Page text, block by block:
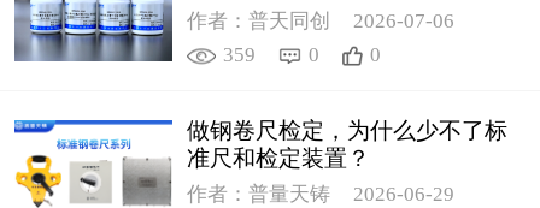
作者：普天同创
2026-07-06
359
0 0
做钢卷尺检定，为什么少不了标
准尺和检定装置？
作者：普量天铸
2026-06-29